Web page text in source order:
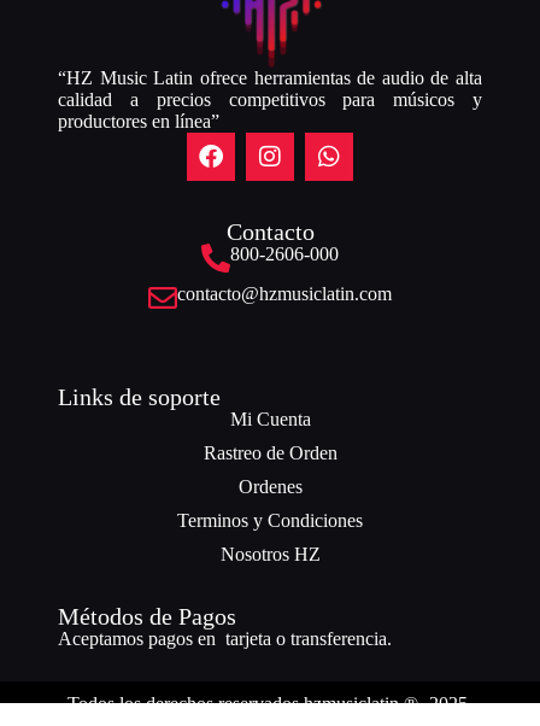
“HZ Music Latin ofrece herramientas de audio de alta
calidad a precios competitivos para músicos y
productores en línea”
Contacto
800-2606-000
contacto@hzmusiclatin.com
Links de soporte
Mi Cuenta
Rastreo de Orden
Ordenes
Terminos y Condiciones
Nosotros HZ
Métodos de Pagos
Aceptamos pagos en tarjeta o transferencia.
Todos los derechos reservados hzmusiclatin ® -2025.